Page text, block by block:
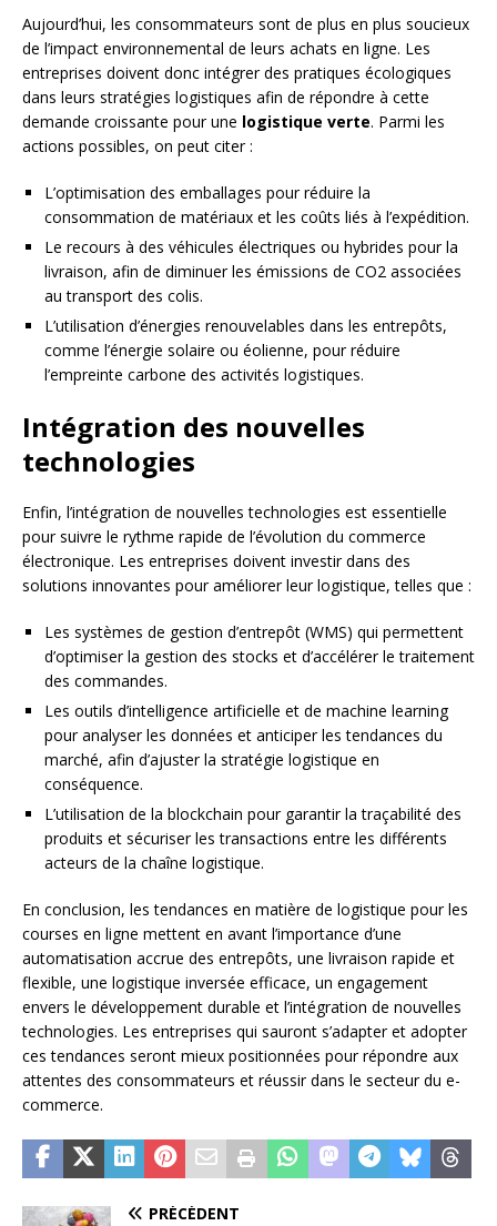
Aujourd’hui, les consommateurs sont de plus en plus soucieux
de l’impact environnemental de leurs achats en ligne. Les
entreprises doivent donc intégrer des pratiques écologiques
dans leurs stratégies logistiques afin de répondre à cette
demande croissante pour une logistique verte. Parmi les
actions possibles, on peut citer :
L’optimisation des emballages pour réduire la
consommation de matériaux et les coûts liés à l’expédition.
Le recours à des véhicules électriques ou hybrides pour la
livraison, afin de diminuer les émissions de CO2 associées
au transport des colis.
L’utilisation d’énergies renouvelables dans les entrepôts,
comme l’énergie solaire ou éolienne, pour réduire
l’empreinte carbone des activités logistiques.
Intégration des nouvelles
technologies
Enfin, l’intégration de nouvelles technologies est essentielle
pour suivre le rythme rapide de l’évolution du commerce
électronique. Les entreprises doivent investir dans des
solutions innovantes pour améliorer leur logistique, telles que :
Les systèmes de gestion d’entrepôt (WMS) qui permettent
d’optimiser la gestion des stocks et d’accélérer le traitement
des commandes.
Les outils d’intelligence artificielle et de machine learning
pour analyser les données et anticiper les tendances du
marché, afin d’ajuster la stratégie logistique en
conséquence.
L’utilisation de la blockchain pour garantir la traçabilité des
produits et sécuriser les transactions entre les différents
acteurs de la chaîne logistique.
En conclusion, les tendances en matière de logistique pour les
courses en ligne mettent en avant l’importance d’une
automatisation accrue des entrepôts, une livraison rapide et
flexible, une logistique inversée efficace, un engagement
envers le développement durable et l’intégration de nouvelles
technologies. Les entreprises qui sauront s’adapter et adopter
ces tendances seront mieux positionnées pour répondre aux
attentes des consommateurs et réussir dans le secteur du e-
commerce.
PRÉCÉDENT